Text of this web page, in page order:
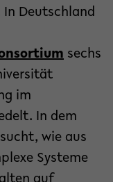
In Deutschland
sechs
im
In dem
wie aus
Systeme